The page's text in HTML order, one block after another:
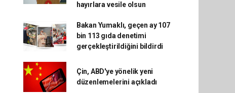
hayırlara vesile olsun
Bakan Yumaklı, geçen ay 107
bin 113 gıda denetimi
gerçekleştirildiğini bildirdi
Çin, ABD'ye yönelik yeni
düzenlemelerini açıkladı